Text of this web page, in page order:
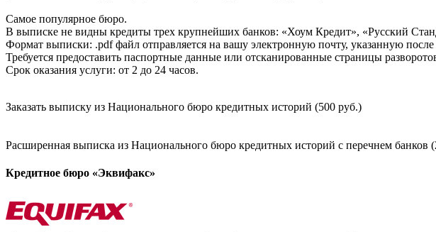
Самое популярное бюро.
В выписке не видны кредиты трех крупнейших банков: «Хоум Кредит», «Русский
Формат выписки: .pdf файл отправляется на вашу электронную почту, указанную
Требуется предоставить паспортные данные или отсканированные страницы
Срок оказания услуги: от 2 до 24 часов.
Заказать выписку из Национального бюро кредитных историй (500 руб.)
Расширенная выписка из Национального бюро кредитных историй с перечнем банков
Кредитное бюро «Эквифакс»